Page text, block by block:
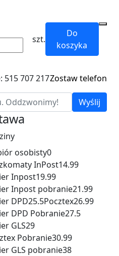
szt.
Do
koszyka
707 217Zostaw telefon
Wyślij
osobisty0
InPost14.99
Inpost19.99
Inpost pobranie21.99
DPD25.5Pocztex26.99
DPD Pobranie27.5
GLS29
Pobranie30.99
GLS pobranie38